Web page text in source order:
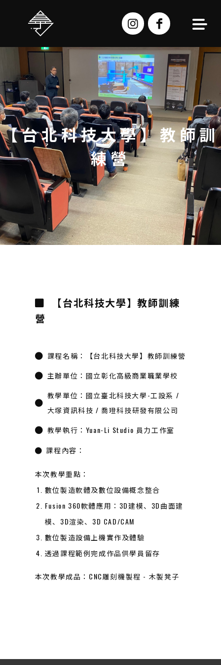
【台北科技大學】教師訓
練營
【台北科技大學】教師訓練
營
課程名稱：【台北科技大學】教師訓練營
主辦單位：國立彰化高級商業職業學校
教學單位：國立臺北科技大學-工設系 /
大塚資訊科技 / 喬璒科技研發有限公司
教學執行：Yuan-Li Studio 員力工作室
課程內容：
本次教學重點：
數位製造軟體及數位設備概念整合
Fusion 360軟體應用：3D建模、3D曲面建
模、3D渲染、3D CAD/CAM
數位製造設備上機實作及體驗
透過課程範例完成作品供學員留存
本次教學成品：CNC雕刻機製程 - 木製凳子